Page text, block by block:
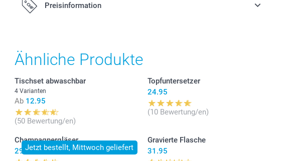
Preisinformation
zzgl. Versandkosten.
Ähnliche Produkte
Tischset abwaschbar
4 Varianten
Ab 12.95
(50 Bewertung/en)
Topfuntersetzer
24.95
(10 Bewertung/en)
Jetzt bestellt, Mittwoch geliefert
Champagnergläser
29.95
Gravierte Flasche
31.95